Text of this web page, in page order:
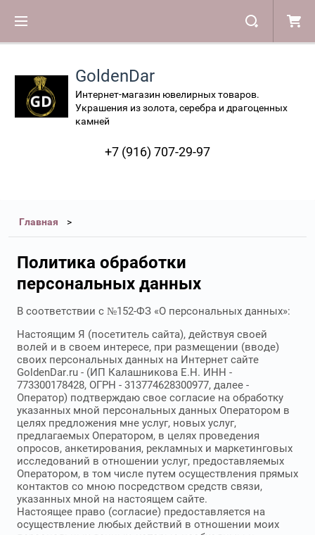
GoldenDar
Интернет-магазин ювелирных товаров.
Украшения из золота, серебра и драгоценных
камней
+7 (916) 707-29-97
Главная
Политика обработки
персональных данных
В соответствии с №152-ФЗ «О персональных данных»:
Настоящим Я (посетитель сайта), действуя своей
волей и в своем интересе, при размещении (вводе)
своих персональных данных на Интернет сайте
GoldenDar.ru - (ИП Калашникова Е.Н. ИНН -
773300178428, ОГРН - 313774628300977, далее -
Оператор) подтверждаю свое согласие на обработку
указанных мной персональных данных Оператором в
целях предложения мне услуг, новых услуг,
предлагаемых Оператором, в целях проведения
опросов, анкетирования, рекламных и маркетинговых
исследований в отношении услуг, предоставляемых
Оператором, в том числе путем осуществления прямых
контактов со мною посредством средств связи,
указанных мной на настоящем сайте.
Настоящее право (согласие) предоставляется на
осуществление любых действий в отношении моих